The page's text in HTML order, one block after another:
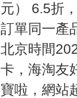
元） 6.5折
訂單同一產
北京時間
卡，海淘友
寶啦，網站